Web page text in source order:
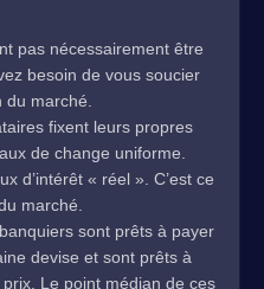
pas nécessairement être
besoin de vous soucier
du marché.
fixent leurs propres
de change uniforme.
d’intérêt « réel ». C’est ce
marché.
sont prêts à payer
devise et sont prêts à
Le point médian de ces